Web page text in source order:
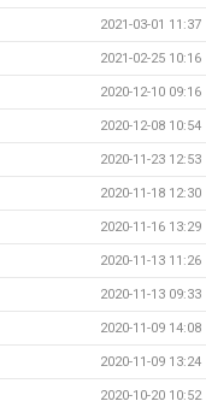
2021-03-01 11:37
2021-02-25 10:16
2020-12-10 09:16
2020-12-08 10:54
2020-11-23 12:53
2020-11-18 12:30
2020-11-16 13:29
2020-11-13 11:26
2020-11-13 09:33
2020-11-09 14:08
2020-11-09 13:24
2020-10-20 10:52